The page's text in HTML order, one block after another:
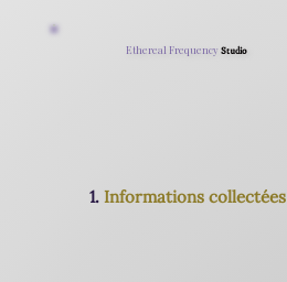
Ethereal Frequency Studio
1. Informations collectées